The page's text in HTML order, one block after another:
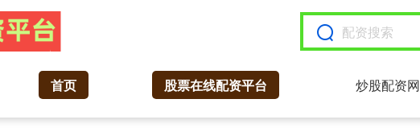
首页 股票在线配资平台 炒股配资网